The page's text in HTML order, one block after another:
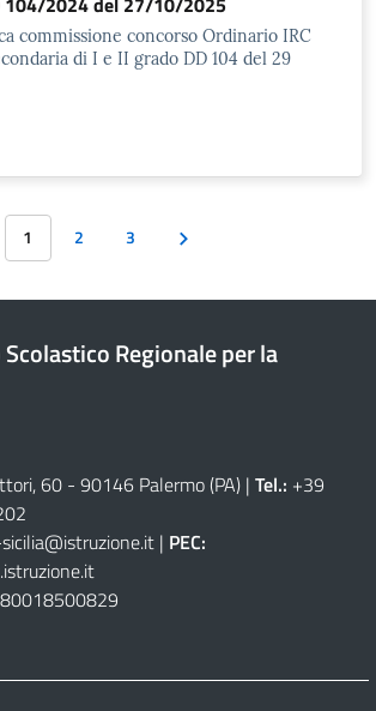
commissione concorso Ordinario IRC
di I e II grado DD 104 del 29
1 2 3
Regionale per la
60 - 90146 Palermo (PA) | Tel.: +39
| PEC:
80018500829